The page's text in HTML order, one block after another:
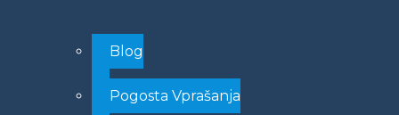
Blog
Pogosta Vprašanja